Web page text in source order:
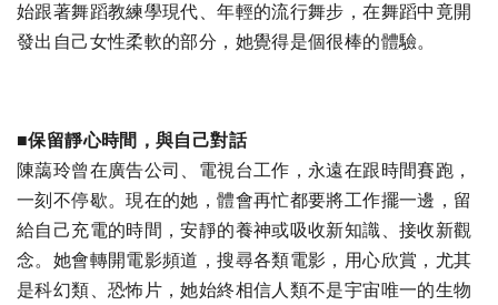
始跟著舞蹈教練學現代、年輕的流行舞步，在舞蹈中竟開
發出自己女性柔軟的部分，她覺得是個很棒的體驗。
■保留靜心時間，與自己對話
陳藹玲曾在廣告公司、電視台工作，永遠在跟時間賽跑，
一刻不停歇。現在的她，體會再忙都要將工作擺一邊，留
給自己充電的時間，安靜的養神或吸收新知識、接收新觀
念。她會轉開電影頻道，搜尋各類電影，用心欣賞，尤其
是科幻類、恐怖片，她始終相信人類不是宇宙唯一的生物